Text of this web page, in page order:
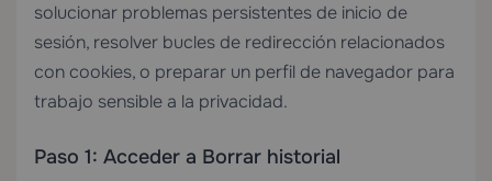
solucionar problemas persistentes de inicio de
sesión, resolver bucles de redirección relacionados
con cookies, o preparar un perfil de navegador para
trabajo sensible a la privacidad.
Paso 1: Acceder a Borrar historial